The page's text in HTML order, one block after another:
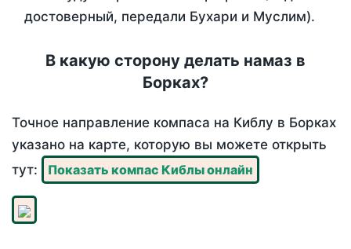
достоверный, передали Бухари и Муслим).
В какую сторону делать намаз в
Борках?
Точное направление компаса на Киблу в Борках
указано на карте, которую вы можете открыть
тут:
Показать компас Киблы онлайн